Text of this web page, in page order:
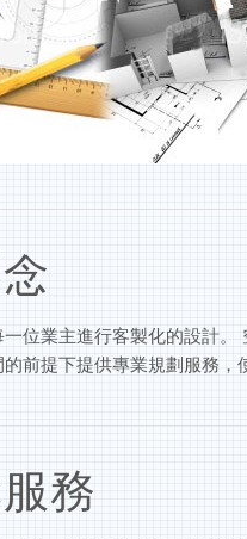
位業主進行客製化的設計。
前提下提供專業規劃服務，
務